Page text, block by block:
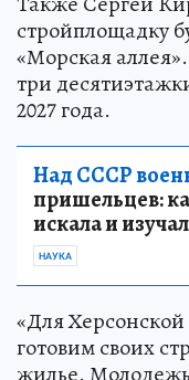
стройплощадку
«Морская
три
2027 года.
Над СССР
пришельцев:
искала и
НАУКА
«Для Херсонской
готовим своих
жилье.